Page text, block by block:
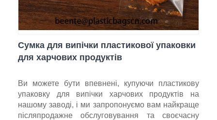
Сумка для випічки пластикової упаковки
для харчових продуктів
Ви можете бути впевнені, купуючи пластикову
упаковку для випічки харчових продуктів на
нашому заводі, і ми запропонуємо вам найкраще
післяпродажне обслуговування та своєчасну